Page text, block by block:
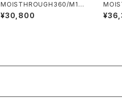
MOISTHROUGH360/M111
2M#1/特許取得・通気防水シ
ステム採用”モイスルー36
¥30,800
9M#2/
ステ